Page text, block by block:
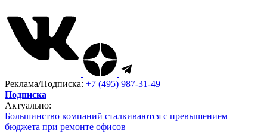
Реклама/Подписка: +7 (495) 987-31-49
Подписка
Актуально:
Большинство компаний сталкиваются с превышением
бюджета при ремонте офисов